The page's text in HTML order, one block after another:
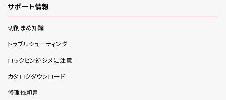
サポート情報
切削まめ知識
トラブルシューティング
ロックピン逆ジメに注意
カタログダウンロード
修理依頼書